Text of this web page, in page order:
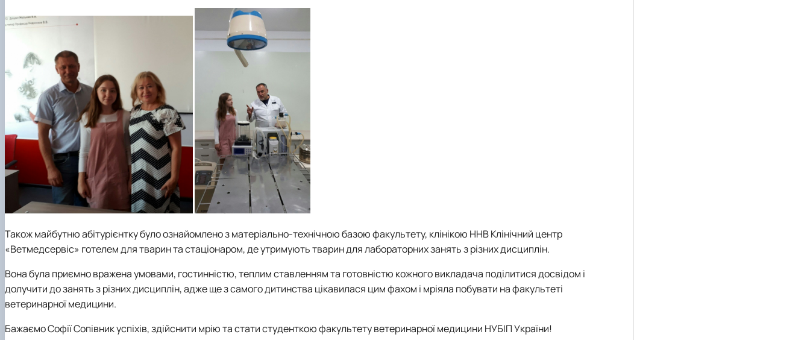
Також майбутню абітурієнтку було ознайомлено з матеріально-технічною базою факультету, клінікою ННВ Клінічний центр
«Ветмедсервіс» готелем для тварин та стаціонаром, де утримують тварин для лабораторних занять з різних дисциплін.
Вона була приємно вражена умовами, гостинністю, теплим ставленням та готовністю кожного викладача поділитися досвідом і
долучити до занять з різних дисциплін, адже ще з самого дитинства цікавилася цим фахом і мріяла побувати на факультеті
ветеринарної медицини.
Бажаємо Софії Сопівник успіхів, здійснити мрію та стати студенткою факультету ветеринарної медицини НУБІП України!